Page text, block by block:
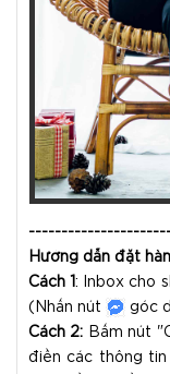
Hướng dẫn đặt
Cách 1: Inbox cho
(Nhấn nút
góc
Cách 2: Bấm nút
điền các thông tin